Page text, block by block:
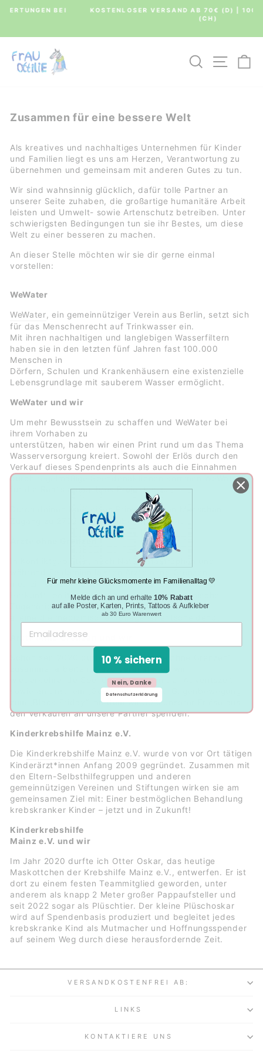
KOSTENLOSER VERSAND AB 70€ (D) | 100€ (AT, LX) | 150€
SUCHE
Zusammen für eine bessere Welt
Als kreatives und nachhaltiges Unternehmen für Kinder
und Familien liegt es uns am Herzen, Verantwortung zu
übernehmen und gemeinsam mit anderen Gutes zu tun.
Wir sind wahnsinnig glücklich, dafür tolle Partner an
unserer Seite zuhaben, die großartige humanitäre Arbeit
leisten und Umwelt- sowie Artenschutz betreiben. Unter
schwierigsten Bedingungen tun sie ihr Bestes, um diese
Welt zu einer besseren zu machen.
An dieser Stelle möchten wir sie dir gerne einmal
vorstellen:
WeWater
WeWater, ein gemeinnütziger Verein aus Berlin, setzt sich
für das Menschenrecht auf Trinkwasser ein.
Mit ihren nachhaltigen und langlebigen Wasserfiltern
haben sie in den letzten fünf Jahren fast 100.000
Menschen in
Dörfern, Schulen und Krankenhäusern eine existenzielle
Lebensgrundlage mit sauberem Wasser ermöglicht.
WeWater und wir
Um mehr Bewusstsein zu schaffen und WeWater bei
ihrem Vorhaben zu
unterstützen, haben wir einen Print rund um das Thema
Wasserversorgung kreiert. Sowohl der Erlös durch den
Verkauf dieses Spendenprints als auch die Einnahmen
durch regelmäßige Spendenaktionen kommen WeWater
für die Realisierung ihres Projektes zu.
Printserhalten Menschen
Zugang zu 2702 Litern sauberem Wasser.
In Konfliktgebieten, nach Naturkatastrophen und
medizinische Hilfe für Millionen Menschen. Weder
Herkunft, politische Überzeugung, noch ethnische
Zugehörigkeit spielen dabei eine Rolle,
alleine die medizinische Notlage ist entscheidend.
Ärzte ohne Grenzen und wir
Schon seit 2020 dürfen wir mit „Ärzte ohne Grenzen“
zusammenarbeiten. Dazu veranstalten wir
wiederkehrende Spendenaktionen in der Adventszeit
sowie an unserem „Good Friday“, eine Gegenbewegung
zum „Black Friday“, an dem wir 50% unserer Erlöse aus
den Verkäufen an unsere Partner spenden.
Kinderkrebshilfe Mainz e.V.
Die Kinderkrebshilfe Mainz e.V. wurde von vor Ort tätigen
Kinderärzt*innen Anfang 2009 gegründet. Zusammen mit
den Eltern-Selbsthilfegruppen und anderen
gemeinnützigen Vereinen und Stiftungen wirken sie am
gemeinsamen Ziel mit: Einer bestmöglichen Behandlung
krebskranker Kinder – jetzt und in Zukunft!
Kinderkrebshilfe
Mainz e.V. und wir
Im Jahr 2020 durfte ich Otter Oskar, das heutige
Maskottchen der Krebshilfe Mainz e.V., entwerfen. Er ist
dort zu einem festen Teammitglied geworden, unter
anderem als knapp 2 Meter großer Pappaufsteller und
seit 2022 sogar als Plüschtier. Der kleine Plüschoskar
wird auf Spendenbasis produziert und begleitet jedes
krebskranke Kind als Mutmacher und Hoffnungsspender
auf seinem Weg durch diese herausfordernde Zeit.
VERSANDKOSTENFREI AB:
LINKS
KONTAKTIERE UNS
Für mehr kleine Glücksmomente im Familienalltag 💛
Melde dich an und erhalte10% Rabatt
auf alle Poster, Karten, Prints, Tattoos & Aufkleber
ab 30 Euro Warenwert
10 % sichern
Nein, Danke
Datenschutzerklärung